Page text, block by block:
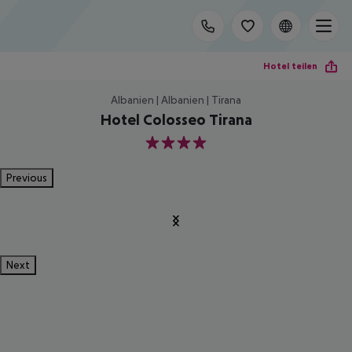
Hotel teilen
Albanien | Albanien | Tirana
Hotel Colosseo Tirana
4
Previous
Next